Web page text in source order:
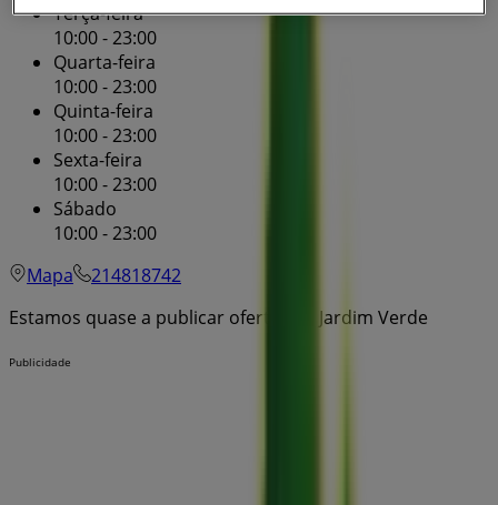
Terça-feira
10:00 - 23:00
Quarta-feira
10:00 - 23:00
Quinta-feira
10:00 - 23:00
Sexta-feira
10:00 - 23:00
Sábado
10:00 - 23:00
Mapa
214818742
Estamos quase a publicar ofertas de Jardim Verde
Publicidade